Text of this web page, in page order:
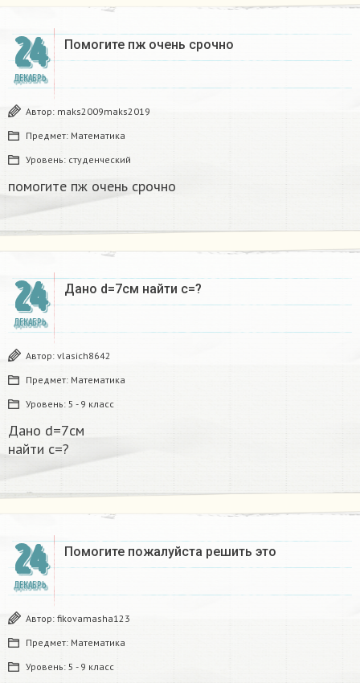
24
ДЕКАБРЬ
Помогите пж очень срочно​
Автор: maks2009maks2019
Предмет: Математика
Уровень: студенческий
помогите пж очень срочно​
24
ДЕКАБРЬ
Дано d=7см найти с=?​
Автор: vlasich8642
Предмет: Математика
Уровень: 5 - 9 класс
Дано d=7см
найти с=?​
24
ДЕКАБРЬ
Помогите пожалуйста решить это
Автор: fikovamasha123
Предмет: Математика
Уровень: 5 - 9 класс